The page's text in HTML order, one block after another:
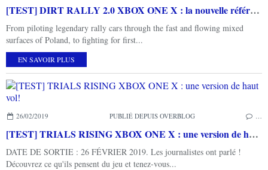
[TEST] DIRT RALLY 2.0 XBOX ONE X : la nouvelle référence du jeu de rallye
From piloting legendary rally cars through the fast and flowing mixed
surfaces of Poland, to fighting for first...
EN SAVOIR PLUS
26/02/2019 PUBLIÉ DEPUIS OVERBLOG
[TEST] TRIALS RISING XBOX ONE X : une version de haut vol!
DATE DE SORTIE : 26 FÉVRIER 2019. Les journalistes ont parlé !
Découvrez ce qu'ils pensent du jeu et tenez-vous...